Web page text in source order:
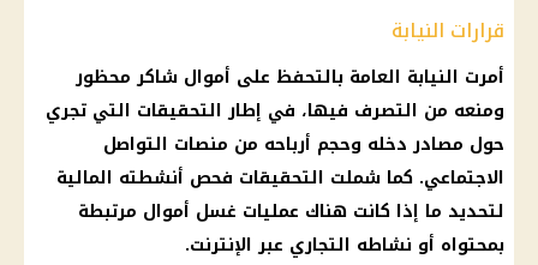
قرارات النيابة
أمرت النيابة العامة بالتحفظ على أموال شاكر محظور
ومنعه من التصرف فيها، في إطار التحقيقات التي تجري
حول مصادر دخله وحجم أرباحه من منصات التواصل
الاجتماعي. كما شملت التحقيقات فحص أنشطته المالية
لتحديد ما إذا كانت هناك عمليات غسل أموال مرتبطة
بمحتواه أو نشاطه التجاري عبر الإنترنت.